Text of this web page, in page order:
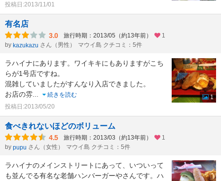
投稿日:2013/11/01
有名店
3.0 旅行時期：2013/05（約13年前）
1
by kazukazu さん（男性） マウイ島 クチコミ：5件
ラハイナにあります。ワイキキにもありますがこち
らが1号店ですね。
混雑していましたがすんなり入店できました。
お店の雰...
続きを読む
投稿日:2013/05/20
1
食べきれないほどのボリューム
4.5 旅行時期：2013/03（約13年前）
1
by pupu さん（女性） マウイ島 クチコミ：5件
ラハイナのメインストリートにあって、いついって
も並んでる有名な老舗ハンバーガーやさんです。ハ